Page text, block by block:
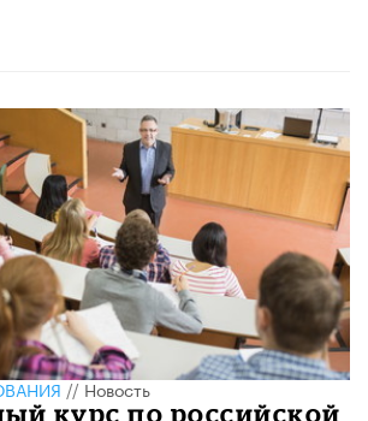
//Новость
курс по российской